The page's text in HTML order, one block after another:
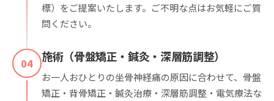
標）をご提案いたします。ご不明な点はお気軽にご質
問ください。
04 施術（骨盤矯正・鍼灸・深層筋調整）
お一人おひとりの坐骨神経痛の原因に合わせて、骨盤
矯正・背骨矯正・鍼灸治療・深層筋調整・電気療法な